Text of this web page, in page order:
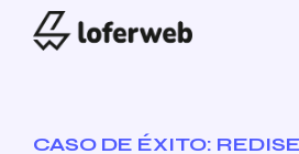
CASO DE ÉXITO: